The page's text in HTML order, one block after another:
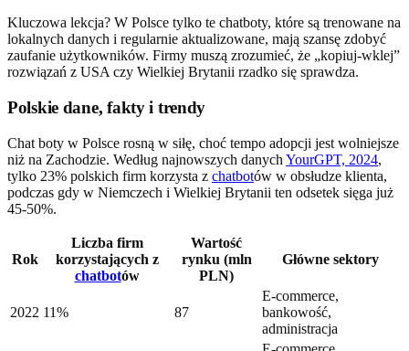
Kluczowa lekcja? W Polsce tylko te chatboty, które są trenowane na
lokalnych danych i regularnie aktualizowane, mają szansę zdobyć
zaufanie użytkowników. Firmy muszą zrozumieć, że „kopiuj-wklej”
rozwiązań z USA czy Wielkiej Brytanii rzadko się sprawdza.
Polskie dane, fakty i trendy
Chat boty w Polsce rosną w siłę, choć tempo adopcji jest wolniejsze
niż na Zachodzie. Według najnowszych danych YourGPT, 2024,
tylko 23% polskich firm korzysta z chatbotów w obsłudze klienta,
podczas gdy w Niemczech i Wielkiej Brytanii ten odsetek sięga już
45-50%.
Rok
Liczba firm
korzystających z
chatbotów
Wartość
rynku (mln
PLN)
Główne sektory
2022 11% 87
E-commerce,
bankowość,
administracja